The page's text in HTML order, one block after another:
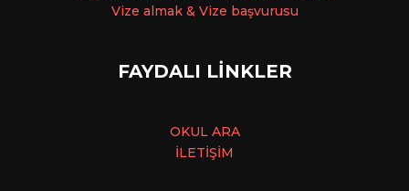
Vize almak & Vize başvurusu
FAYDALI LİNKLER
OKUL ARA
İLETİŞİM